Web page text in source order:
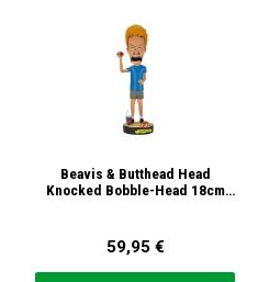
Beavis & Butthead Head
Knocked Bobble-Head 18cm
59,95 €